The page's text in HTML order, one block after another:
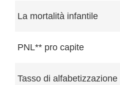
La mortalità infantile
PNL** pro capite
Tasso di alfabetizzazione